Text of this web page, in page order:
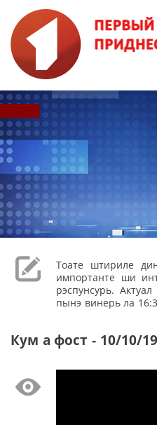
Тоате штириле
импортанте ши
рэспунсурь.
пынэ винерь ла
Кум а фост - 10/10/19